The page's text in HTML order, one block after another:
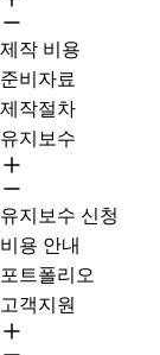
제작 비용
준비자료
제작절차
유지보수
유지보수 신청
비용 안내
포트폴리오
고객지원